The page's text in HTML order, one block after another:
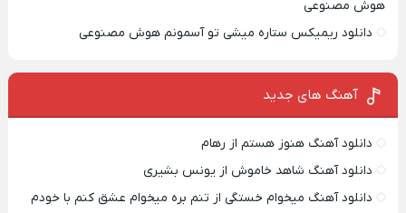
هوش مصنوعی
دانلود ریمیکس ستاره میشی تو آسمونم هوش مصنوعی
آهنگ های جدید
دانلود آهنگ هنوز هستم از رهام
دانلود آهنگ شاهد خاموش از یونس بشیری
دانلود آهنگ میخوام خستگی از تنم بره میخوام عشق کنم با خودم